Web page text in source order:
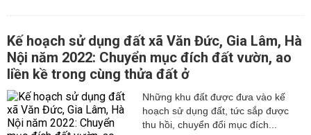
Kế hoạch sử dụng đất xã Văn Đức, Gia Lâm, Hà
Nội năm 2022: Chuyển mục đích đất vườn, ao
liền kề trong cùng thửa đất ở
Những khu đất được đưa vào kế
hoạch sử dụng đất, tức sắp được
thu hồi, chuyển đổi mục đích...